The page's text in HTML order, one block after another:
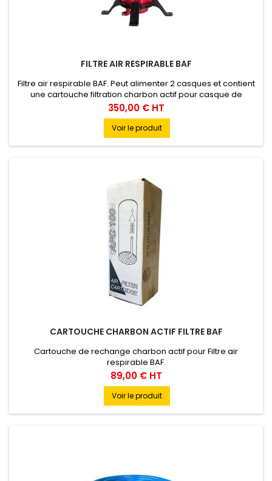
FILTRE AIR RESPIRABLE BAF
Filtre air respirable BAF. Peut alimenter 2 casques et contient
une cartouche filtration charbon actif pour casque de
sablage ventilé.
Prix
350,00 € HT
Voir le produit
CARTOUCHE CHARBON ACTIF FILTRE BAF
Cartouche de rechange charbon actif pour Filtre air
respirable BAF.
Prix
89,00 € HT
Voir le produit